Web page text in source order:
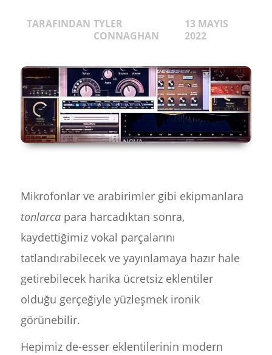
TARAFINDAN TYLER
CONNAGHAN
13 MAYIS
2022
Mikrofonlar ve arabirimler gibi ekipmanlara
tonlarcapara harcadıktan sonra,
kaydettiğimiz vokal parçalarını
tatlandırabilecek ve yayınlamaya hazır hale
getirebilecek harika ücretsiz eklentiler
olduğu gerçeğiyle yüzleşmek ironik
görünebilir.
Hepimiz de-esser eklentilerinin modern